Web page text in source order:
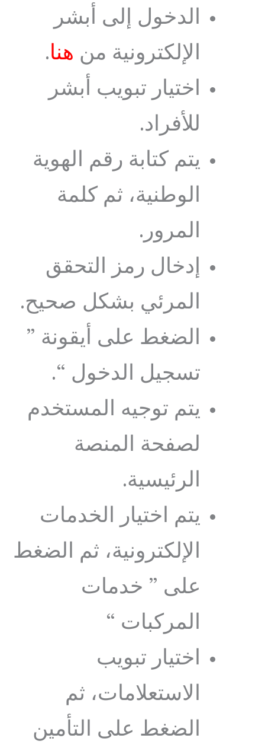
الدخول إلى أبشر
الإلكترونية من هنا.
اختيار تبويب أبشر
للأفراد.
يتم كتابة رقم الهوية
الوطنية، ثم كلمة
المرور.
إدخال رمز التحقق
المرئي بشكل صحيح.
الضغط على أيقونة ”
تسجيل الدخول “.
يتم توجيه المستخدم
لصفحة المنصة
الرئيسية.
يتم اختيار الخدمات
الإلكترونية، ثم الضغط
على ” خدمات
المركبات “
اختيار تبويب
الاستعلامات، ثم
الضغط على التأمين